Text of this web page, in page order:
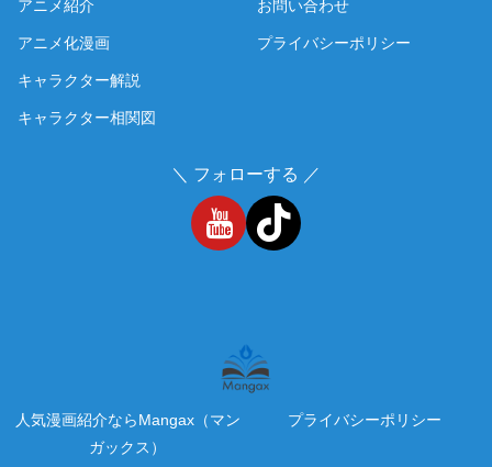
アニメ紹介
アニメ化漫画
キャラクター解説
キャラクター相関図
お問い合わせ
プライバシーポリシー
＼ フォローする ／
人気漫画紹介ならMangax（マン
ガックス）
プライバシーポリシー